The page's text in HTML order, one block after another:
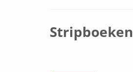
Stripboeken